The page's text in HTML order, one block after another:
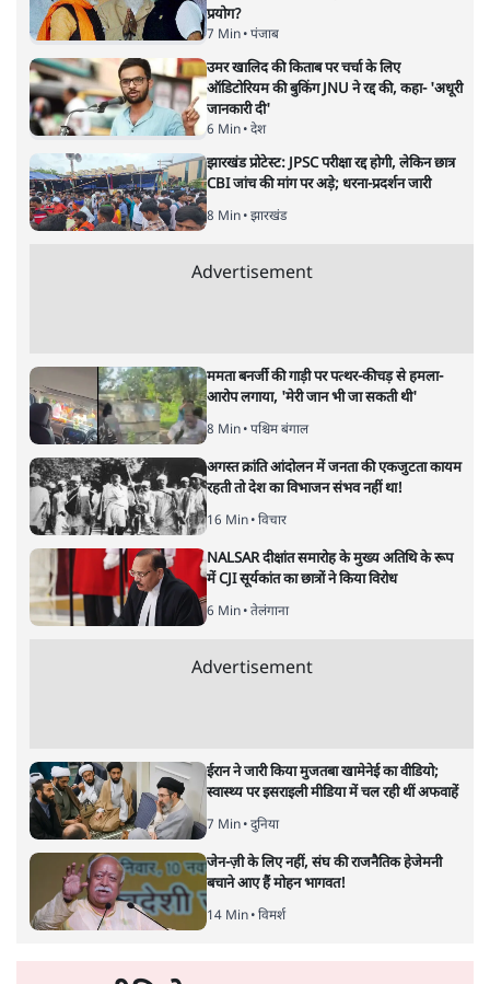
नतीजों पर परदे डालता घोषणा प्रधान
बजट!
अर्थतंत्र| अनन्त मित्तल| 1 FEB, 2026
अनन्त मित्तल
यह बजट नीतिगत नतीजों से ज़्यादा घोषणाओं पर टिका क्यों दिखता
है? आंकड़ों, ज़मीनी हकीकत और वादों के बीच घोषणा-प्रधान बजट
की आलोचनात्मक पड़ताल।
केंद्रीय वित्तमंत्री निर्मला सीतारमण द्वारासंसद में प्रस्तुत साल
2026—27 का केंद्रीय बजट बीजेपी और प्रधानमंत्री नरेंद्र मोदी
द्वारा साल 2014 में जारी घोषणा पत्र की तरह वायदों का पुलिंदा
है। बजट में अधिकांश योजनाओं का साल—दो साल में तो
अर्थव्यवस्था पर कोई असर दिखता प्रतीत नहीं होता। इसकी वजह
दुर्लभ खनिज गलियारे से लेकर नए जलमार्गों के विकास तक
मेडिकल सेवाओं के लिए प्रशिक्षण सुविधाओं की स्थापना अथवा
विस्तार एवं क्लाउड कंप्यूटिंग नेटवर्क के विस्तार के लिए स्वदेशी
डेटा सेंटरों की स्थापना संबंधी घोषणाओं के लागू होने में लंबा समय
लगने की आशंका है।
बजट की अधिकतर घोषणा अर्थव्यवस्था में दूरगामी परिवर्तनों की
अथवा पूंजी निवेश में तेजी आने की संभावना कोई सुर्खरू होती